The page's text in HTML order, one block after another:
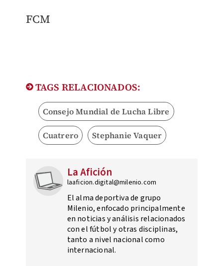
FCM
TAGS RELACIONADOS:
Consejo Mundial de Lucha Libre
Cuatrero Stephanie Vaquer
La Afición
laaficion.digital@milenio.com
El alma deportiva de grupo
Milenio, enfocado principalmente
en noticias y análisis relacionados
con el fútbol y otras disciplinas,
tanto a nivel nacional como
internacional.